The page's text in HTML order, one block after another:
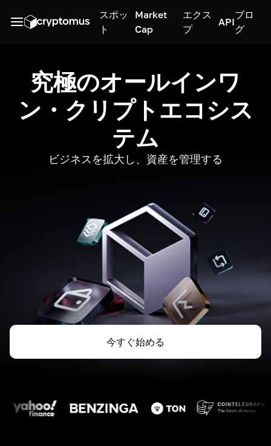
スポッ
ト
Market
Cap
エクス
プ
API
ブロ
グ
究極のオールインワ
ン・クリプトエコシス
テム
ビジネスを拡大し、資産を管理する
今すぐ始める